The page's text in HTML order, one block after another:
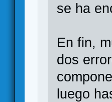
se ha
En fin,
dos
luego